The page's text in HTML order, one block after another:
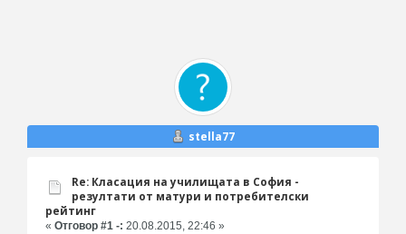
stella77
Re: Класация на училищата в София -
резултати от матури и потребителски
рейтинг
« Отговор #1 -: 20.08.2015, 22:46 »